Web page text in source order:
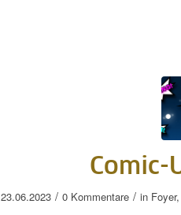
Comic-
23.06.2023 / 0 Kommentare / in Foyer,